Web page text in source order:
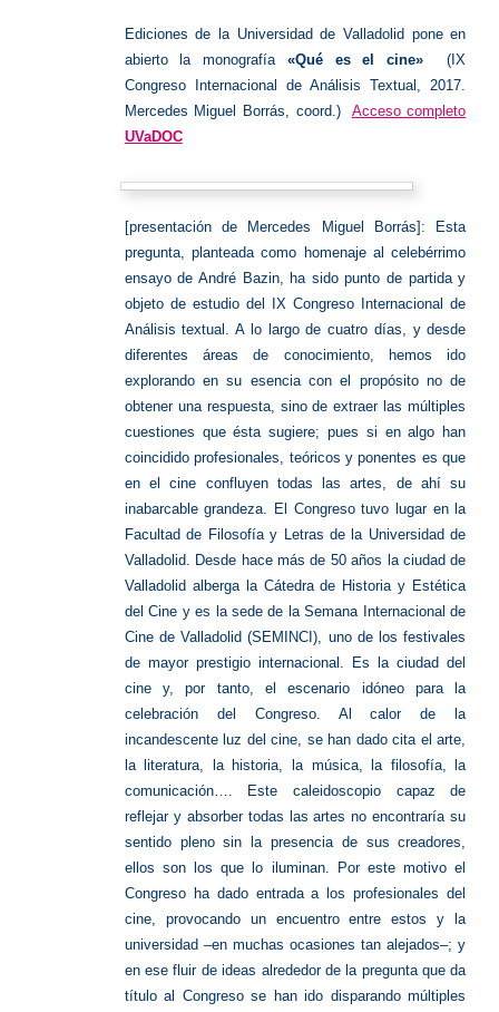
Ediciones de la Universidad de Valladolid pone en
abierto la monografía «Qué es el cine»
(IX
Congreso Internacional de Análisis Textual, 2017.
Mercedes Miguel Borrás, coord.) Acceso completo
UVaDOC
[presentación de Mercedes Miguel Borrás]: Esta
pregunta, planteada como homenaje al celebérrimo
ensayo de André Bazin, ha sido punto de partida y
objeto de estudio del IX Congreso Internacional de
Análisis textual. A lo largo de cuatro días, y desde
diferentes áreas de conocimiento, hemos ido
explorando en su esencia con el propósito no de
obtener una respuesta, sino de extraer las múltiples
cuestiones que ésta sugiere; pues si en algo han
coincidido profesionales, teóricos y ponentes es que
en el cine confluyen todas las artes, de ahí su
inabarcable grandeza. El Congreso tuvo lugar en la
Facultad de Filosofía y Letras de la Universidad de
Valladolid. Desde hace más de 50 años la ciudad de
Valladolid alberga la Cátedra de Historia y Estética
del Cine y es la sede de la Semana Internacional de
Cine de Valladolid (SEMINCI), uno de los festivales
de mayor prestigio internacional. Es la ciudad del
cine y, por tanto, el escenario idóneo para la
celebración del Congreso. Al calor de la
incandescente luz del cine, se han dado cita el arte,
la literatura, la historia, la música, la filosofía, la
comunicación…. Este caleidoscopio capaz de
reflejar y absorber todas las artes no encontraría su
sentido pleno sin la presencia de sus creadores,
ellos son los que lo iluminan. Por este motivo el
Congreso ha dado entrada a los profesionales del
cine, provocando un encuentro entre estos y la
universidad –en muchas ocasiones tan alejados–; y
en ese fluir de ideas alrededor de la pregunta que da
título al Congreso se han ido disparando múltiples